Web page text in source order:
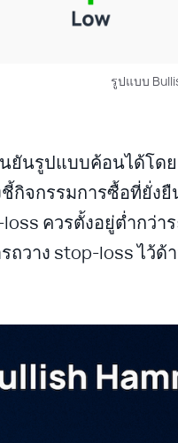
รูปแบบ
ยันรูปแบบค้อนได้โด
กิจกรรมการซื้อที่ยั่ง
ควรตั้งอยู่ต่ำกว่
ถวาง stop-loss ไว้ด้